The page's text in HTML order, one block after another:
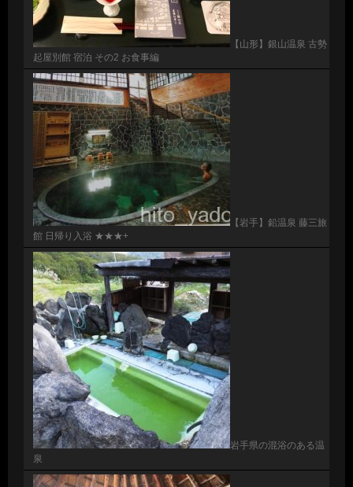
【山形】銀山温泉 古勢
起屋別館 宿泊 その2 お食事編
【岩手】鉛温泉 藤三旅
館 日帰り入浴 ★★★+
岩手県の混浴のある温
泉